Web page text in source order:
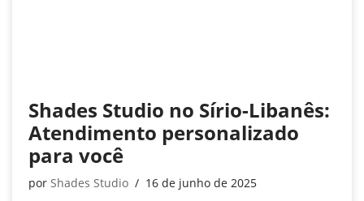
Shades Studio no Sírio-Libanês:
Atendimento personalizado
para você
por Shades Studio 16 de junho de 2025